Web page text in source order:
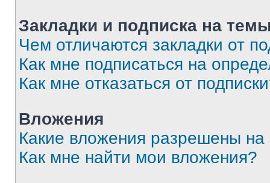
Закладки и подписка на
Чем отличаются закладки от
Как мне подписаться на
Как мне отказаться от
Вложения
Какие вложения разрешены
Как мне найти мои вложения?